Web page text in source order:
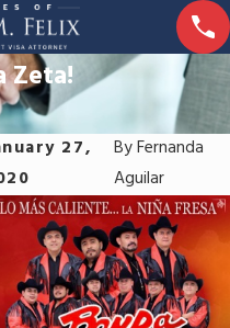
Zeta!
27,
ByFernanda
Aguilar
5, 2024
las puertas a
las oportunidades:
Aprobación del P-1 para
Los Sabaneros de
Aniceto Molina